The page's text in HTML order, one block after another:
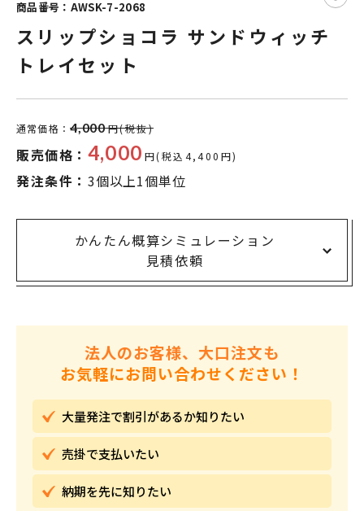
商品番号：AWSK-7-2068
スリップショコラ サンドウィッチ
トレイセット
通常価格： 4,000円(税抜)
販売価格： 4,000 円(税込4,400円)
発注条件： 3個以上1個単位
かんたん概算シミュレーション
見積依頼
法人のお客様、大口注文も
お気軽にお問い合わせください！
大量発注で割引があるか知りたい
売掛で支払いたい
納期を先に知りたい